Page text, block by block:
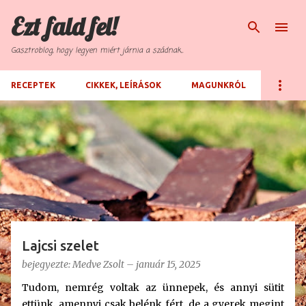
Ugrás a fő tartalomra
Ezt fald fel!
Gasztroblog, hogy legyen miért járnia a szádnak...
RECEPTEK CIKKEK, LEÍRÁSOK MAGUNKRÓL
B
e
j
e
g
y
z
é
s
e
Lajcsi szelet
bejegyezte:Medve Zsolt – január 15, 2025
Tudom, nemrég voltak az ünnepek, és annyi sütit